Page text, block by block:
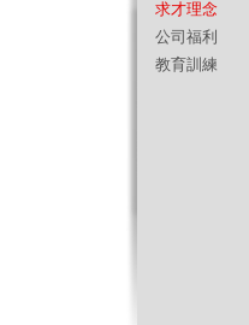
求才理念
公司福利
教育訓練